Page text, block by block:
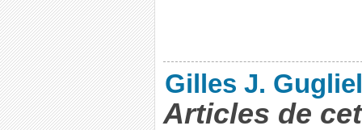
Gilles J.
Articles de